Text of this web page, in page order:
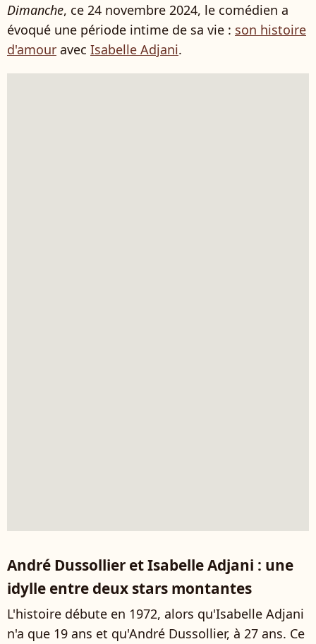
Dimanche, ce 24 novembre 2024, le comédien a
évoqué une période intime de sa vie : son histoire
d'amour avec Isabelle Adjani.
André Dussollier et Isabelle Adjani : une
idylle entre deux stars montantes
L'histoire débute en 1972, alors qu'Isabelle Adjani
n'a que 19 ans et qu'André Dussollier, à 27 ans. Ce